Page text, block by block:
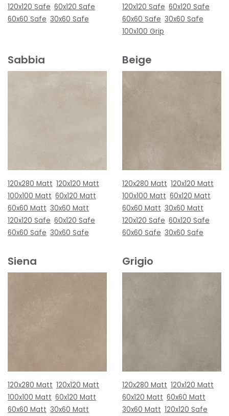
120x120 Safe 60x120 Safe
60x60 Safe 30x60 Safe
120x120 Safe 60x120 Safe
60x60 Safe 30x60 Safe
100x100 Grip
Sabbia
120x280 Matt 120x120 Matt
100x100 Matt 60x120 Matt
60x60 Matt 30x60 Matt
120x120 Safe 60x120 Safe
60x60 Safe 30x60 Safe
Beige
120x280 Matt 120x120 Matt
100x100 Matt 60x120 Matt
60x60 Matt 30x60 Matt
120x120 Safe 60x120 Safe
60x60 Safe 30x60 Safe
Siena
120x280 Matt 120x120 Matt
100x100 Matt 60x120 Matt
60x60 Matt 30x60 Matt
Grigio
120x280 Matt 120x120 Matt
60x120 Matt 60x60 Matt
30x60 Matt 120x120 Safe